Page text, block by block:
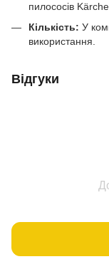
пилососів
Кількість: У
використання.
Відгуки